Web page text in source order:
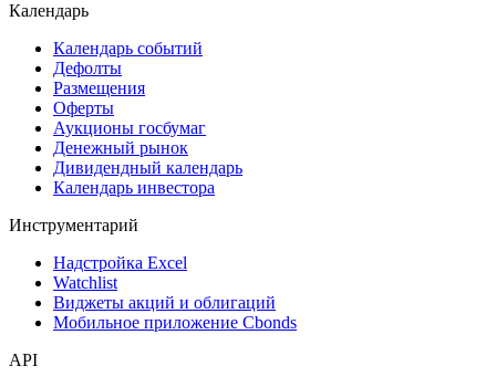
Календарь
Календарь событий
Дефолты
Размещения
Оферты
Аукционы госбумаг
Денежный рынок
Дивидендный календарь
Календарь инвестора
Инструментарий
Надстройка Excel
Watchlist
Виджеты акций и облигаций
Мобильное приложение Cbonds
API